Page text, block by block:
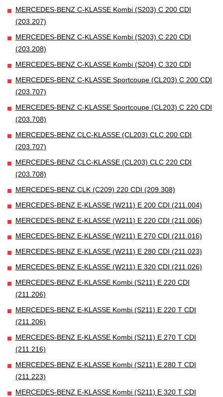
MERCEDES-BENZ C-KLASSE Kombi (S203) C 200 CDI
(203.207)
MERCEDES-BENZ C-KLASSE Kombi (S203) C 220 CDI
(203.208)
MERCEDES-BENZ C-KLASSE Kombi (S204) C 320 CDI
MERCEDES-BENZ C-KLASSE Sportcoupe (CL203) C 200 CDI
(203.707)
MERCEDES-BENZ C-KLASSE Sportcoupe (CL203) C 220 CDI
(203.708)
MERCEDES-BENZ CLC-KLASSE (CL203) CLC 200 CDI
(203.707)
MERCEDES-BENZ CLC-KLASSE (CL203) CLC 220 CDI
(203.708)
MERCEDES-BENZ CLK (C209) 220 CDI (209.308)
MERCEDES-BENZ E-KLASSE (W211) E 200 CDI (211.004)
MERCEDES-BENZ E-KLASSE (W211) E 220 CDI (211.006)
MERCEDES-BENZ E-KLASSE (W211) E 270 CDI (211.016)
MERCEDES-BENZ E-KLASSE (W211) E 280 CDI (211.023)
MERCEDES-BENZ E-KLASSE (W211) E 320 CDI (211.026)
MERCEDES-BENZ E-KLASSE Kombi (S211) E 220 CDI
(211.206)
MERCEDES-BENZ E-KLASSE Kombi (S211) E 220 T CDI
(211.206)
MERCEDES-BENZ E-KLASSE Kombi (S211) E 270 T CDI
(211.216)
MERCEDES-BENZ E-KLASSE Kombi (S211) E 280 T CDI
(211.223)
MERCEDES-BENZ E-KLASSE Kombi (S211) E 320 T CDI